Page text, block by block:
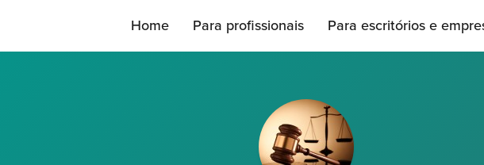
Home Para profissionais Para escritórios e